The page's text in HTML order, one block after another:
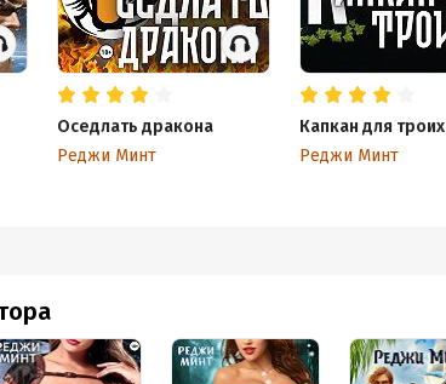
Оседлать дракона
Реджи Минт
Капкан для троих
Реджи Минт